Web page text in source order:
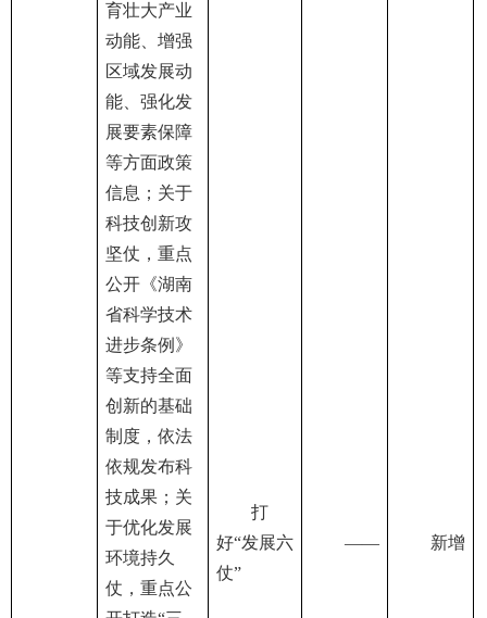
育壮大产业
动能、增强
区域发展动
能、强化发
展要素保障
等方面政策
信息；关于
科技创新攻
坚仗，重点
公开《湖南
省科学技术
进步条例》
等支持全面
创新的基础
制度，依法
依规发布科
技成果；关
于优化发展
环境持久
仗，重点公
打
好“发展六
仗”
—— 新增